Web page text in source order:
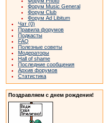
Форум Music General
Форум Club
Форум Ad Libitum
Чат (0)
Правила форумов
Подкасты
FAQ
Полезные советы
Модераторы
Hall of shame
Последние сообщения
Архив форумов
Статистика
Поздравляем с днем рождения!